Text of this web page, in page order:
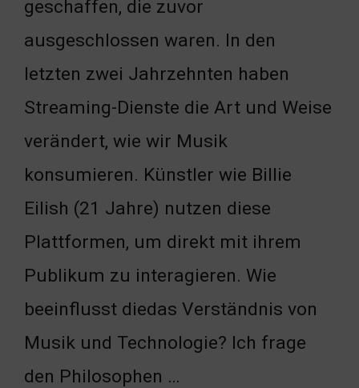
geschaffen, die zuvor
ausgeschlossen waren. In den
letzten zwei Jahrzehnten haben
Streaming-Dienste die Art und Weise
verändert, wie wir Musik
konsumieren. Künstler wie Billie
Eilish (21 Jahre) nutzen diese
Plattformen, um direkt mit ihrem
Publikum zu interagieren. Wie
beeinflusst diedas Verständnis von
Musik und Technologie? Ich frage
den Philosophen …